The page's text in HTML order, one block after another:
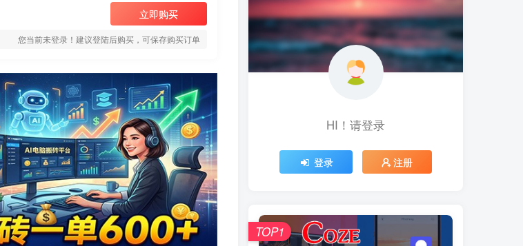
立即购买
您当前未登录！建议登陆后购买，可保存购买订单
HI！请登录
登录 注册
TOP1